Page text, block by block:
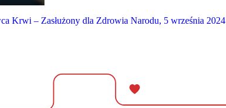
Krwi – Zasłużony dla Zdrowia Narodu, 5 września 2024